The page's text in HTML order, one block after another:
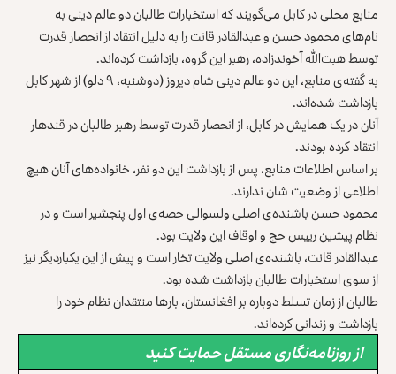
منابع محلی در کابل می‌گویند که استخبارات طالبان دو عالم دینی به
نام‌های محمود حسن و عبدالقادر قانت را به دلیل انتقاد از انحصار قدرت
توسط هبت‌الله آخوندزاده، رهبر این گروه، بازداشت کرده‌اند.
به گفته‌ی منابع، این دو عالم دینی شام دیروز (دوشنبه، ۹ دلو) از شهر کابل
بازداشت شده‌اند.
آنان در یک همایش در کابل، از انحصار قدرت توسط رهبر طالبان در قندهار
انتقاد کرده بودند.
بر اساس اطلاعات منابع، پس از بازداشت این دو نفر، خانواده‌های آنان هیچ
اطلاعی از وضعیت شان ندارند.
محمود حسن باشنده‌ی اصلی ولسوالی حصه‌ی اول پنجشیر است و در
نظام پیشین رییس حج و اوقاف این ولایت بود.
عبدالقادر قانت، باشنده‌ی اصلی ولایت تخار است و پیش از این یکباردیگر نیز
از سوی استخبارات طالبان بازداشت شده بود.
طالبان از زمان تسلط دوباره بر افغانستان، بارها منتقدان نظام خود را
بازداشت و زندانی کرده‌اند.
از روزنامه‌نگاری مستقل حمایت کنید